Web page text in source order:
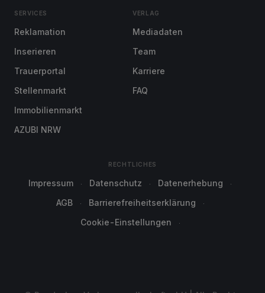
SERVICES
Reklamation
Inserieren
Trauerportal
Stellenmarkt
Immobilienmarkt
AZUBI NRW
VERLAG
Mediadaten
Team
Karriere
FAQ
RECHTLICHES
Impressum Datenschutz
Datenerhebung
AGB
Barrierefreiheitserklärung
Cookie-Einstellungen